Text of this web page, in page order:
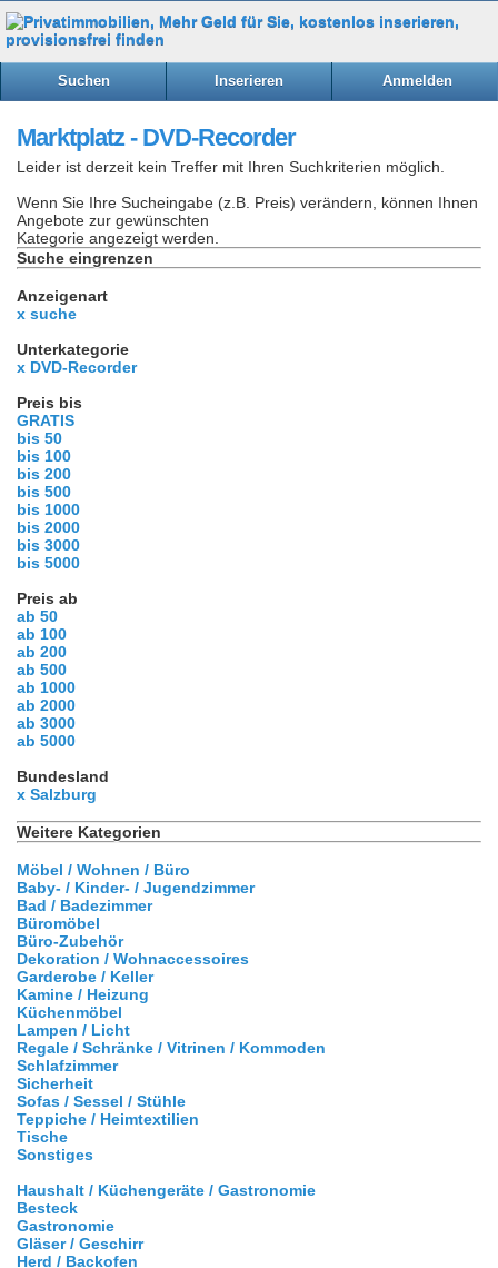
Suchen Inserieren Anmelden
Marktplatz - DVD-Recorder
Leider ist derzeit kein Treffer mit Ihren Suchkriterien möglich.
Wenn Sie Ihre Sucheingabe (z.B. Preis) verändern, können Ihnen
Angebote zur gewünschten
Kategorie angezeigt werden.
Suche eingrenzen
Anzeigenart
x suche
Unterkategorie
x DVD-Recorder
Preis bis
GRATIS
bis 50
bis 100
bis 200
bis 500
bis 1000
bis 2000
bis 3000
bis 5000
Preis ab
ab 50
ab 100
ab 200
ab 500
ab 1000
ab 2000
ab 3000
ab 5000
Bundesland
x Salzburg
Weitere Kategorien
Möbel / Wohnen / Büro
Baby- / Kinder- / Jugendzimmer
Bad / Badezimmer
Büromöbel
Büro-Zubehör
Dekoration / Wohnaccessoires
Garderobe / Keller
Kamine / Heizung
Küchenmöbel
Lampen / Licht
Regale / Schränke / Vitrinen / Kommoden
Schlafzimmer
Sicherheit
Sofas / Sessel / Stühle
Teppiche / Heimtextilien
Tische
Sonstiges
Haushalt / Küchengeräte / Gastronomie
Besteck
Gastronomie
Gläser / Geschirr
Herd / Backofen